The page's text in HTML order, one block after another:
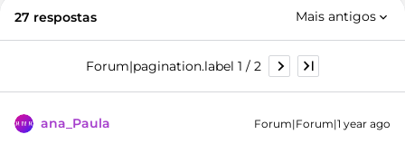
27 respostas Mais antigos
Forum|pagination.label 1 / 2
ana_Paula Forum|Forum|1 year ago